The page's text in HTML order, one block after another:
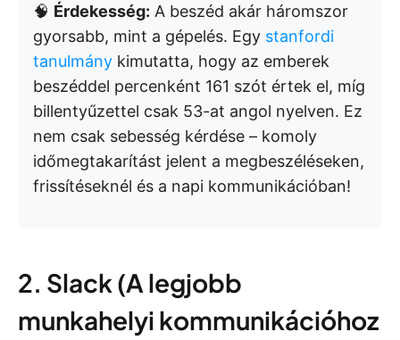
🧠 Érdekesség: A beszéd akár háromszor
gyorsabb, mint a gépelés. Egy stanfordi
tanulmány kimutatta, hogy az emberek
beszéddel percenként 161 szót értek el, míg
billentyűzettel csak 53-at angol nyelven. Ez
nem csak sebesség kérdése – komoly
időmegtakarítást jelent a megbeszéléseken,
frissítéseknél és a napi kommunikációban!
2. Slack (A legjobb
munkahelyi kommunikációhoz